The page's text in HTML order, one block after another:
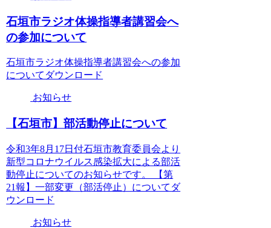
石垣市ラジオ体操指導者講習会へ
の参加について
石垣市ラジオ体操指導者講習会への参加
についてダウンロード
お知らせ
【石垣市】部活動停止について
令和3年8月17日付石垣市教育委員会より
新型コロナウイルス感染拡大による部活
動停止についてのお知らせです。 【第
21報】一部変更（部活停止）についてダ
ウンロード
お知らせ